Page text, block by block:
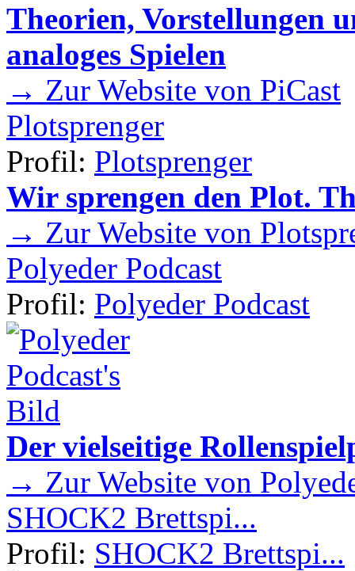
Theorien, Vorstellungen
analoges Spielen
→ Zur Website von PiCast
Plotsprenger
Profil: Plotsprenger
Wir sprengen den Plot.
→ Zur Website von
Polyeder Podcast
Profil: Polyeder Podcast
Der vielseitige
→ Zur Website von
SHOCK2 Brettspi...
Profil: SHOCK2 Brettspi...